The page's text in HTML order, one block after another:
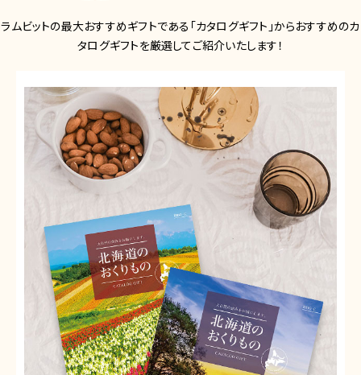
ラムビットの最大おすすめギフトである「カタログギフト」からおすすめのカ
タログギフトを厳選してご紹介いたします！